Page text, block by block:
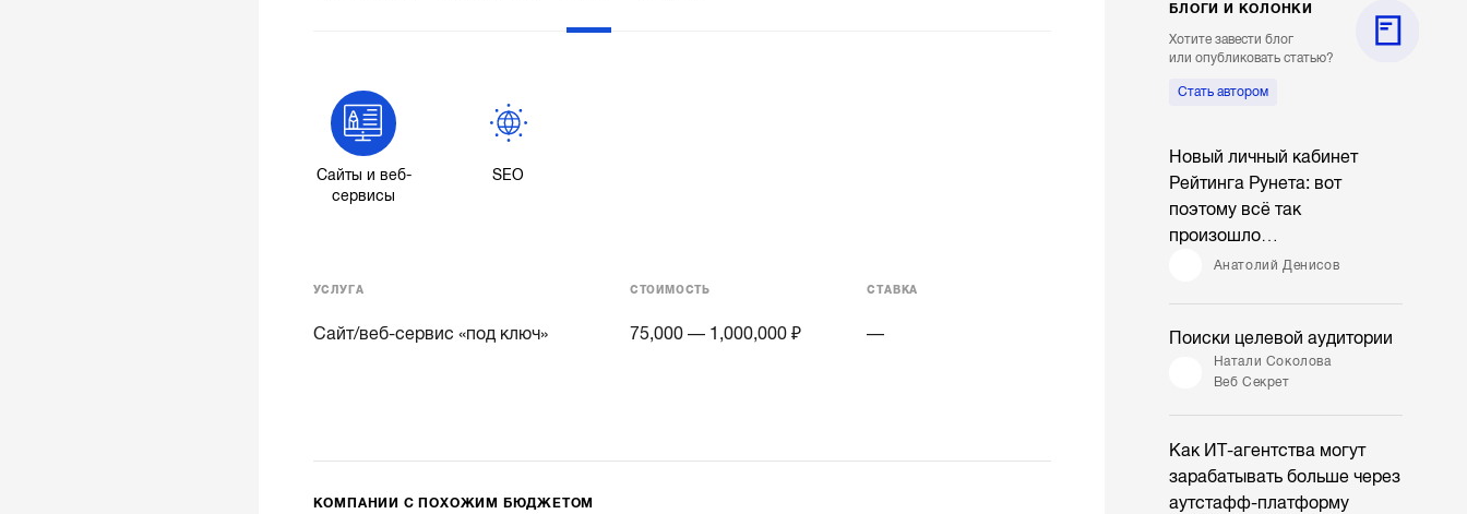
Сайты и веб-
сервисы
SEO
УСЛУГА СТОИМОСТЬ СТАВКА
Сайт/веб-сервис «под ключ» 75,000 — 1,000,000 ₽ —
КОМПАНИИ С ПОХОЖИМ БЮДЖЕТОМ
БЛОГИ И КОЛОНКИ
Хотите завести блог
или опубликовать статью?
Стать автором
Новый личный кабинет
Рейтинга Рунета: вот
поэтому всё так
произошло…
Анатолий Денисов
Поиски целевой аудитории
Натали Соколова
Веб Секрет
Как ИТ-агентства могут
зарабатывать больше через
аутстафф-платформу